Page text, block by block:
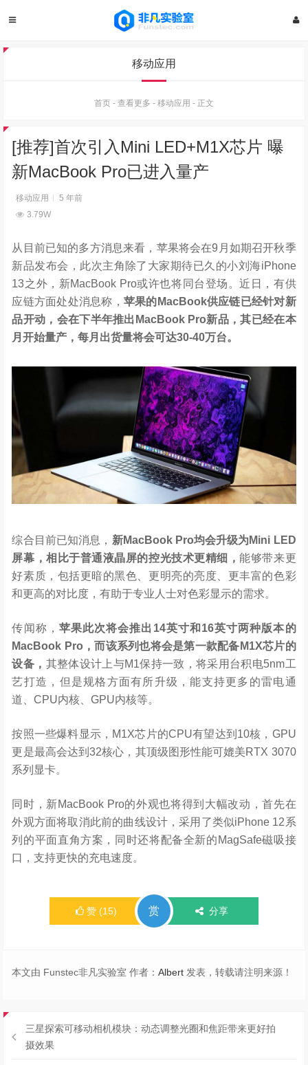
移动应用
首页 - 查看更多 - 移动应用 - 正文
[推荐]首次引入Mini LED+M1X芯片 曝
新MacBook Pro已进入量产
移动应用
5 年前
3.79W
从目前已知的多方消息来看，苹果将会在9月如期召开秋季
新品发布会，此次主角除了大家期待已久的小刘海iPhone
13之外，新MacBook Pro或许也将同台登场。近日，有供
应链方面处处消息称， 苹果的MacBook供应链已经针对新
品开动，会在下半年推出MacBook Pro新品，其已经在本
月开始量产，每月出货量将会可达30-40万台。
综合目前已知消息， 新MacBook Pro均会升级为Mini LED
屏幕，相比于普通液晶屏的控光技术更精细，能够带来更
好素质，包括更暗的黑色、更明亮的亮度、更丰富的色彩
和更高的对比度，有助于专业人士对色彩显示的需求。
传闻称， 苹果此次将会推出14英寸和16英寸两种版本的
MacBook Pro，而该系列也将会是第一款配备M1X芯片的
设备， 其整体设计上与M1保持一致，将采用台积电5nm工
艺打造，但是规格方面有所升级，能支持更多的雷电通
道、CPU内核、GPU内核等。
按照一些爆料显示，M1X芯片的CPU有望达到10核，GPU
更是最高会达到32核心，其顶级图形性能可媲美RTX 3070
系列显卡。
同时，新MacBook Pro的外观也将得到大幅改动，首先在
外观方面将取消此前的曲线设计，采用了类似iPhone 12系
列的平面直角方案，同时还将配备全新的MagSafe磁吸接
口，支持更快的充电速度。
赞 (15) 赏 分享
本文由 Funstec非凡实验室 作者：Albert 发表，转载请注明来源！
三星探索可移动相机模块：动态调整光圈和焦距带来更好拍
摄效果